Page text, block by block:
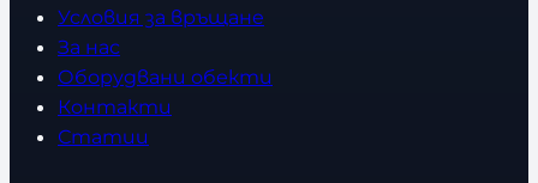
Условия за връщане
За нас
Оборудвани обекти
Контакти
Статии